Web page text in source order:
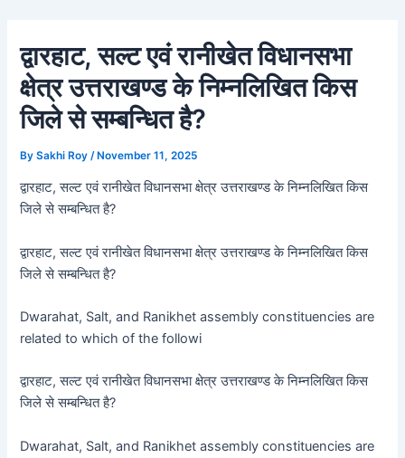
content
द्वारहाट, सल्ट एवं रानीखेत विधानसभा
क्षेत्र उत्तराखण्ड के निम्नलिखित किस
जिले से सम्बन्धित है?
BySakhi Roy /November 11, 2025
द्वारहाट, सल्ट एवं रानीखेत विधानसभा क्षेत्र उत्तराखण्ड के निम्नलिखित किस
जिले से सम्बन्धित है?
द्वारहाट, सल्ट एवं रानीखेत विधानसभा क्षेत्र उत्तराखण्ड के निम्नलिखित किस
जिले से सम्बन्धित है?
Dwarahat, Salt, and Ranikhet assembly constituencies are
related to which of the followi
द्वारहाट, सल्ट एवं रानीखेत विधानसभा क्षेत्र उत्तराखण्ड के निम्नलिखित किस
जिले से सम्बन्धित है?
Dwarahat, Salt, and Ranikhet assembly constituencies are